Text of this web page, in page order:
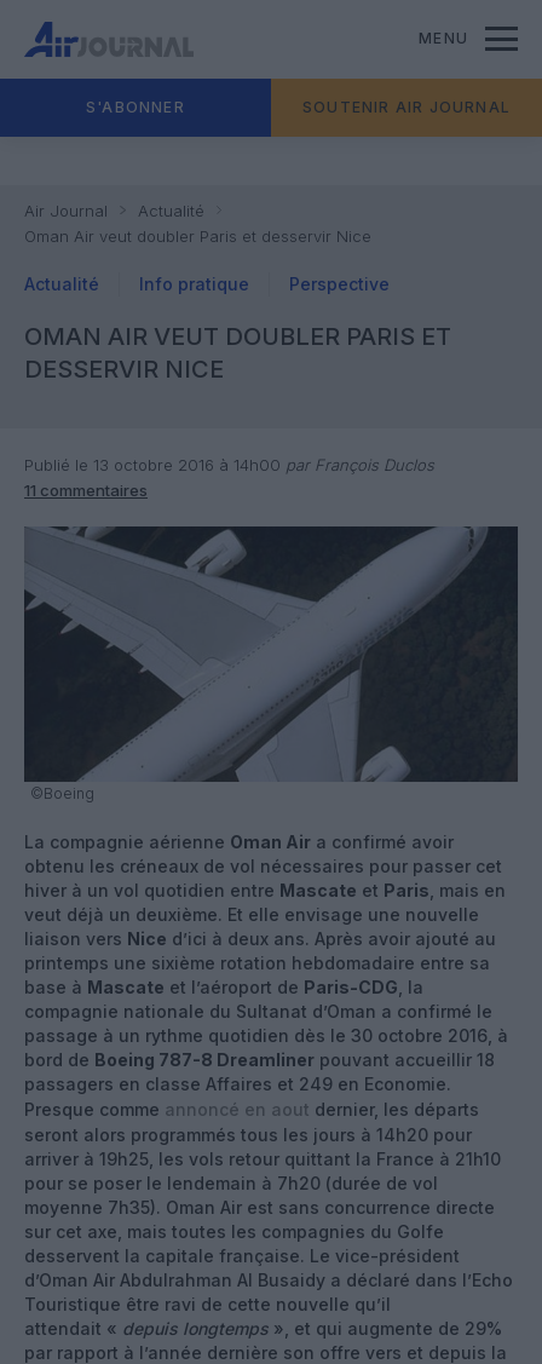
MENU
S'ABONNER SOUTENIR AIR JOURNAL
Air Journal
Actualité
Oman Air veut doubler Paris et desservir Nice
Actualité Info pratique Perspective
OMAN AIR VEUT DOUBLER PARIS ET
DESSERVIR NICE
Publié le 13 octobre 2016 à 14h00 par François Duclos
11 commentaires
©Boeing
La compagnie aérienne Oman Air a confirmé avoir
obtenu les créneaux de vol nécessaires pour passer cet
hiver à un vol quotidien entre Mascate et Paris , mais en
veut déjà un deuxième. Et elle envisage une nouvelle
liaison vers Nice d’ici à deux ans. Après avoir ajouté au
printemps une sixième rotation hebdomadaire entre sa
base à Mascate et l’aéroport de Paris-CDG , la
compagnie nationale du Sultanat d’Oman a confirmé le
passage à un rythme quotidien dès le 30 octobre 2016, à
bord de Boeing 787-8 Dreamliner pouvant accueillir 18
passagers en classe Affaires et 249 en Economie.
Presque comme annoncé en aout dernier, les départs
seront alors programmés tous les jours à 14h20 pour
arriver à 19h25, les vols retour quittant la France à 21h10
pour se poser le lendemain à 7h20 (durée de vol
moyenne 7h35). Oman Air est sans concurrence directe
sur cet axe, mais toutes les compagnies du Golfe
desservent la capitale française. Le vice-président
d’Oman Air Abdulrahman Al Busaidy a déclaré dans l’Echo
Touristique être ravi de cette nouvelle qu’il
attendait « depuis longtemps », et qui augmente de 29%
par rapport à l’année dernière son offre vers et depuis la